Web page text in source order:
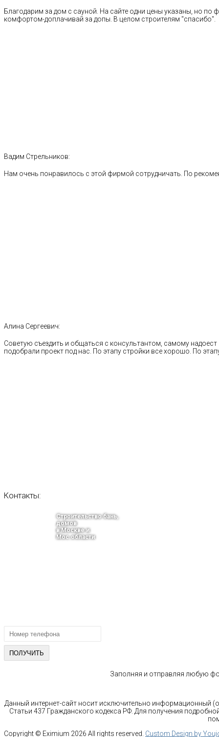
Благодарим за дом с сауной. На сайте одни цены указаны, но по
комфортом-доплачивай за допы. В целом строителям "спасибо".
Вадим Стрельников:
Нам очень понравилось с этой фирмой сотрудничать. По
Алина Сергеевич:
Советую съездить и общаться с консультантом, самому
подобрали проект под нас. По этапу стройки все хорошо. По
Контакты:
Строительство бань,
домов
в Москве и
Мос.области
Заполняя и отправляя любую
Данный интернет-сайт носит исключительно информационный
Статьи 437 Гражданского кодекса РФ. Для получения
Copyright © Eximium 2026 All rights reserved. Custom Design by